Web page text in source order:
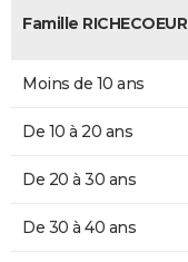
Famille RICHECOEUR
Moins de 10 ans
De 10 à 20 ans
De 20 à 30 ans
De 30 à 40 ans